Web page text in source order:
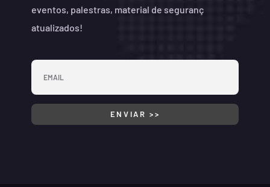
eventos, palestras, material de seguranç
atualizados!